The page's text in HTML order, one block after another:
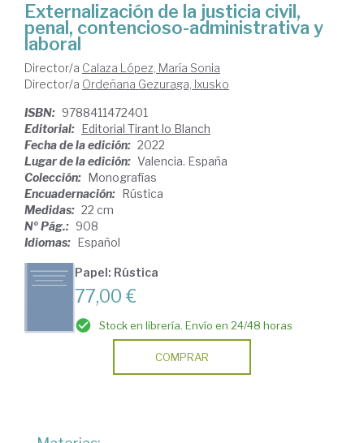
Externalización de la justicia civil,
penal, contencioso-administrativa y
laboral
Director/a Calaza López, María Sonia
Director/a Ordeñana Gezuraga, Ixusko
ISBN: 9788411472401
Editorial: Editorial Tirant lo Blanch
Fecha de la edición: 2022
Lugar de la edición: Valencia. España
Colección: Monografías
Encuadernación: Rústica
Medidas: 22 cm
Nº Pág.: 908
Idiomas: Español
Papel: Rústica
77,00 €
Stock en librería. Envío en 24/48 horas
COMPRAR